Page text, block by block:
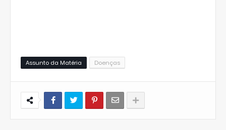
Assunto da Matéria Doenças